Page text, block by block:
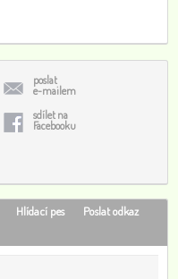
poslat
e-mailem
sdílet na
Facebooku
Hlídací pes
Poslat odkaz